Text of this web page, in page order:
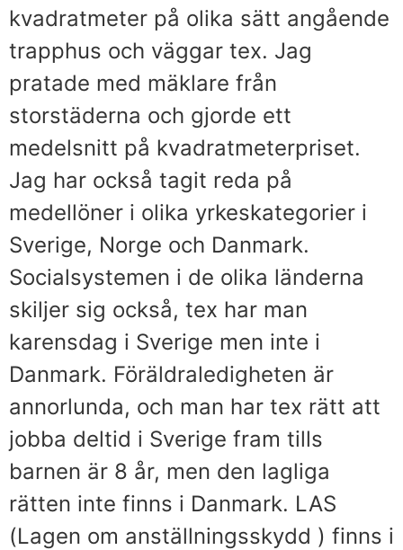
kvadratmeter på olika sätt angående
trapphus och väggar tex. Jag
pratade med mäklare från
storstäderna och gjorde ett
medelsnitt på kvadratmeterpriset.
Jag har också tagit reda på
medellöner i olika yrkeskategorier i
Sverige, Norge och Danmark.
Socialsystemen i de olika länderna
skiljer sig också, tex har man
karensdag i Sverige men inte i
Danmark. Föräldraledigheten är
annorlunda, och man har tex rätt att
jobba deltid i Sverige fram tills
barnen är 8 år, men den lagliga
rätten inte finns i Danmark. LAS
(Lagen om anställningsskydd ) finns i